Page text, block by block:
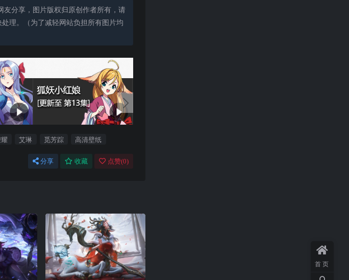
分享，图片版权归原创作者所有，请
理。（为了减轻网站负担所有图片均
艾琳 觅芳踪 高清壁纸
分享 收藏 点赞(0)
首页